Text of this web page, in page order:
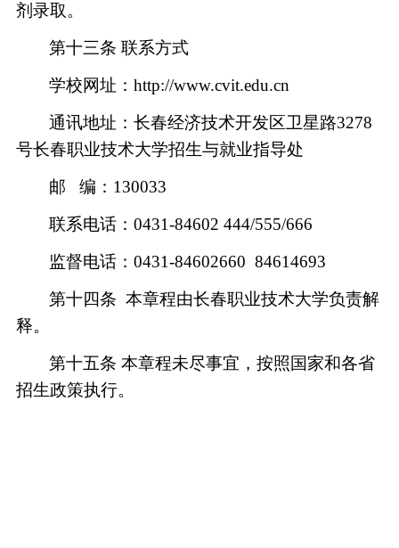
剂录取。
第十三条 联系方式
学校网址： http://www.cvit.edu.cn
通讯地址：长春经济技术开发区卫星路3278
号长春职业技术大学招生与就业指导处
邮
编： 130033
联系电话： 0431-84602 444/555/666
监督电话： 0431-84602660 84614693
第十四条 本章程由长春职业技术大学负责解
释。
第十五条 本章程未尽事宜，按照国家和各省
招生政策执行。